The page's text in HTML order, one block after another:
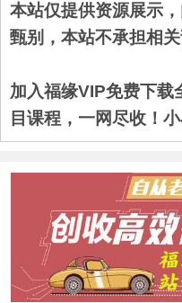
本站仅提供资源展示
甄别，本站不承担相关
加入福缘VIP免费下载
目课程，一网尽收！